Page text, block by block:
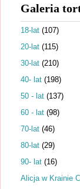
Galeria
18-lat (107)
20-lat (115)
30-lat (210)
40- lat (198)
50 - lat (137)
60 - lat (98)
70-lat (46)
80-lat (29)
90- lat (16)
Alicja w Krainie